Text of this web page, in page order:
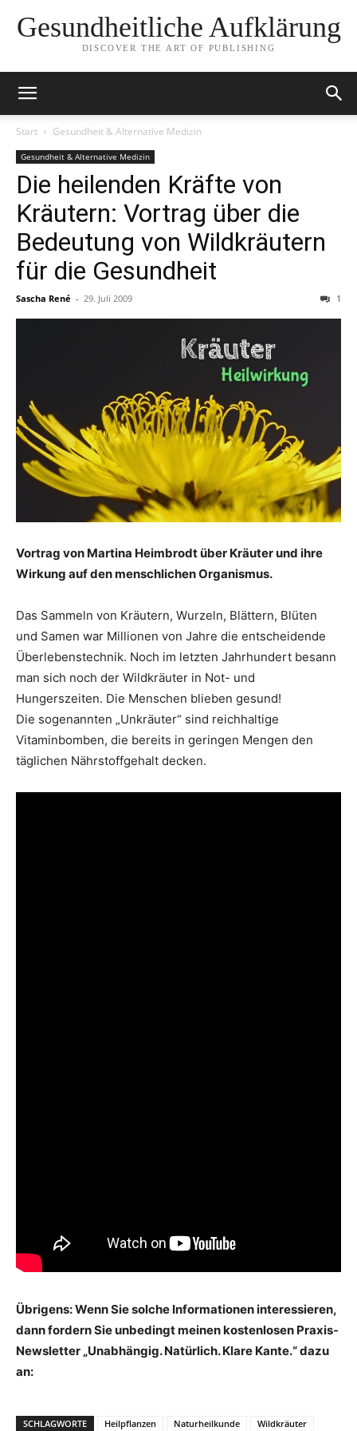
Gesundheitliche Aufklärung
DISCOVER THE ART OF PUBLISHING
Start Gesundheit & Alternative Medizin
Gesundheit & Alternative Medizin
Die heilenden Kräfte von
Kräutern: Vortrag über die
Bedeutung von Wildkräutern
für die Gesundheit
Sascha René - 29. Juli 2009 1
Vortrag von Martina Heimbrodt‏ über Kräuter und ihre
Wirkung auf den menschlichen Organismus.
Das Sammeln von Kräutern, Wurzeln, Blättern, Blüten
und Samen war Millionen von Jahre die entscheidende
Überlebenstechnik. Noch im letzten Jahrhundert besann
man sich noch der Wildkräuter in Not- und
Hungerszeiten. Die Menschen blieben gesund!
Die sogenannten „Unkräuter“ sind reichhaltige
Vitaminbomben, die bereits in geringen Mengen den
täglichen Nährstoffgehalt decken.
Übrigens: Wenn Sie solche Informationen interessieren,
dann fordern Sie unbedingt meinen kostenlosen Praxis-
Newsletter „Unabhängig. Natürlich. Klare Kante.“ dazu
an:
SCHLAGWORTE Heilpflanzen Naturheilkunde Wildkräuter